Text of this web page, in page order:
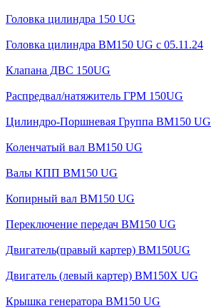
Головка цилиндра 150 UG
Головка цилиндра BM150 UG c 05.11.24
Клапана ДВС 150UG
Распредвал/натяжитель ГРМ 150UG
Цилиндро-Поршневая Группа BM150 UG
Коленчатый вал BM150 UG
Валы КПП BM150 UG
Копирный вал BM150 UG
Переключение передач BM150 UG
Двигатель(правый картер) ВМ150UG
Двигатель (левый картер) BM150X UG
Крышка генератора BM150 UG